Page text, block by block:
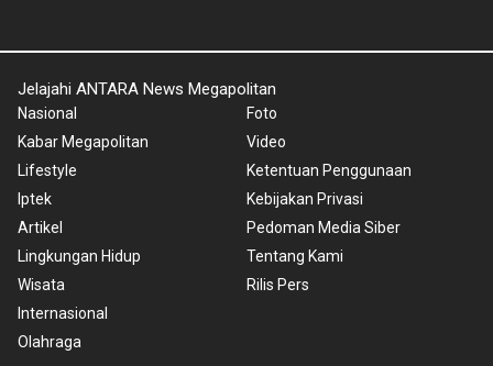
Jelajahi ANTARA News Megapolitan
Nasional
Kabar Megapolitan
Lifestyle
Iptek
Artikel
Lingkungan Hidup
Wisata
Internasional
Olahraga
Foto
Video
Ketentuan Penggunaan
Kebijakan Privasi
Pedoman Media Siber
Tentang Kami
Rilis Pers